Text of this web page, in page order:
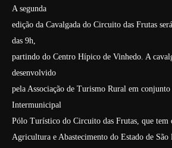
A segunda
edição da Cavalgada do Circuito das Frutas
das 9h,
partindo do Centro Hípico de Vinhedo. A
desenvolvido
pela Associação de Turismo Rural em
Intermunicipal
Pólo Turístico do Circuito das Frutas, que tem
Agricultura e Abastecimento do Estado de São